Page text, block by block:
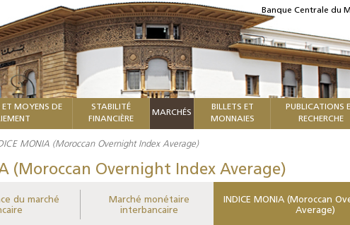
Banque Centrale du
ET MOYENS DE
STABILITÉ
FINANCIÈRE
MARCHÉS
BILLETS ET
MONNAIES
PUBLICATIONS
RECHERCHE
MONIA (Moroccan Overnight Index Average)
(Moroccan Overnight Index Average)
du marché
Marché monétaire
interbancaire
INDICE MONIA (Moroccan
Average)